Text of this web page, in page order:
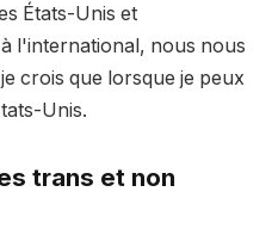
États-Unis et
l'international, nous nous
crois que lorsque je peux
Unis.
trans et non